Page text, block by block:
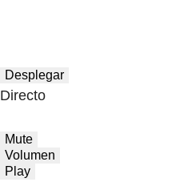
Desplegar
Directo
Mute
Volumen
Play